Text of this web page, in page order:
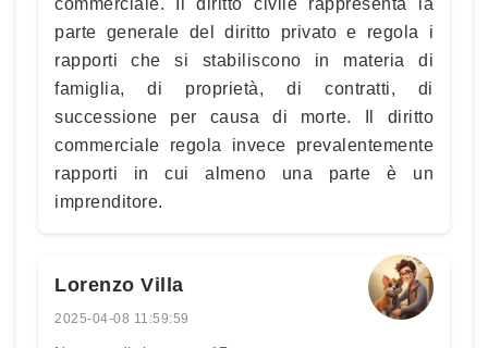
commerciale. Il diritto civile rappresenta la
parte generale del diritto privato e regola i
rapporti che si stabiliscono in materia di
famiglia, di proprietà, di contratti, di
successione per causa di morte. Il diritto
commerciale regola invece prevalentemente
rapporti in cui almeno una parte è un
imprenditore.
Lorenzo Villa
2025-04-08 11:59:59